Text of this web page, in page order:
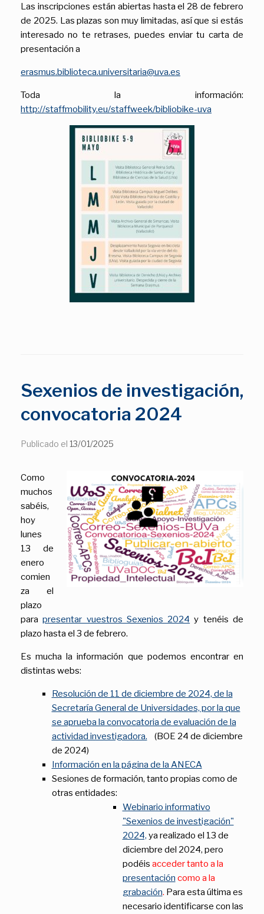
Las inscripciones están abiertas hasta el 28 de febrero
de 2025. Las plazas son muy limitadas, así que si estás
interesado no te retrases, puedes enviar tu carta de
presentación a
erasmus.biblioteca.universitaria@uva.es
Toda la información:
http://staffmobility.eu/staffweek/bibliobike-uva
Sexenios de investigación,
convocatoria 2024
Publicado el 13/01/2025
Como
muchos
sabéis,
hoy
lunes
13 de
enero
comien
za el
plazo
parapresentar vuestros Sexenios 2024 y tenéis de
plazo hasta el 3 de febrero.
Es mucha la información que podemos encontrar en
distintas webs:
Resolución de 11 de diciembre de 2024, de la
Secretaría General de Universidades, por la que
se aprueba la convocatoria de evaluación de la
actividad investigadora. (BOE 24 de diciembre
de 2024)
Información en la página de la ANECA
Sesiones de formación, tanto propias como de
otras entidades:
Webinario informativo
"Sexenios de investigación"
2024, ya realizado el 13 de
diciembre del 2024, pero
podéis acceder tanto a la
presentación como a la
grabación. Para esta última es
necesario identificarse con las